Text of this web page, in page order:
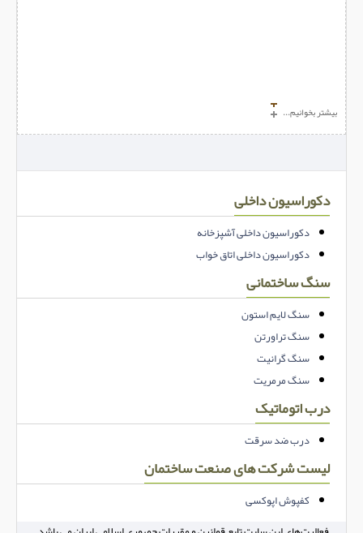
بیشتر بخوانیم...
دکوراسیون داخلی
دکوراسیون داخلی آشپزخانه
دکوراسیون داخلی اتاق خواب
سنگ ساختمانی
سنگ لایم استون
سنگ تراورتن
سنگ گرانیت
سنگ مرمریت
درب اتوماتیک
درب ضد سرقت
لیست شرکت های صنعت ساختمان
کفپوش اپوکسی